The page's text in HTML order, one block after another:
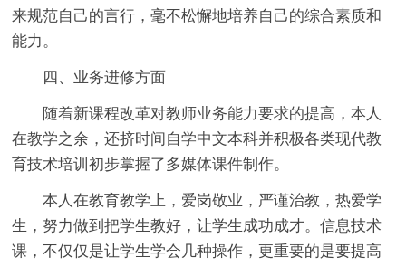
来规范自己的言行，毫不松懈地培养自己的综合素质和
能力。
四、业务进修方面
随着新课程改革对教师业务能力要求的提高，本人
在教学之余，还挤时间自学中文本科并积极各类现代教
育技术培训初步掌握了多媒体课件制作。
本人在教育教学上，爱岗敬业，严谨治教，热爱学
生，努力做到把学生教好，让学生成功成才。信息技术
课，不仅仅是让学生学会几种操作，更重要的是要提高